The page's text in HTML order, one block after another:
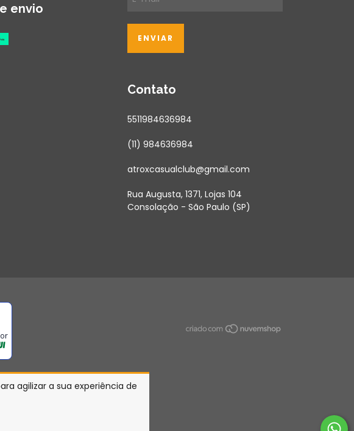
agilizar a sua experiência de
envio
Contato
5511984636984
(11) 984636984
atroxcasualclub@gmail.com
Rua Augusta, 1371, Lojas 104
Consolação - São Paulo (SP)